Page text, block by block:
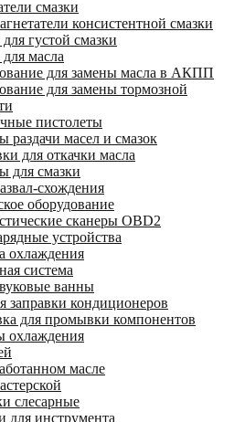
смазки
консистентной смазки
густой смазки
масла
для замены масла в АКПП
для замены тормозной
пистолеты
раздачи масел и смазок
для откачки масла
для смазки
схождения
оборудование
сканеры OBD2
устройства
охлаждения
система
ванны
заправки кондиционеров
для промывки компонентов
охлаждения
масле
слесарные
для инструмента